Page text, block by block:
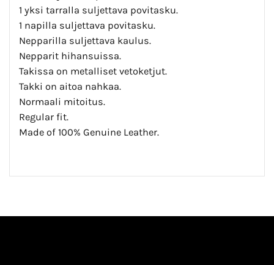
1 yksi tarralla suljettava povitasku.
1 napilla suljettava povitasku.
Nepparilla suljettava kaulus.
Nepparit hihansuissa.
Takissa on metalliset vetoketjut.
Takki on aitoa nahkaa.
Normaali mitoitus.
Regular fit.
Made of 100% Genuine Leather.